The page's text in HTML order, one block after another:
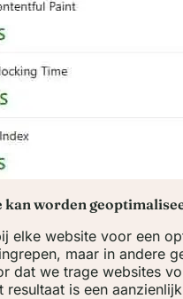
kan worden
elke website voor een
maar in andere
dat we trage websites
resultaat is een